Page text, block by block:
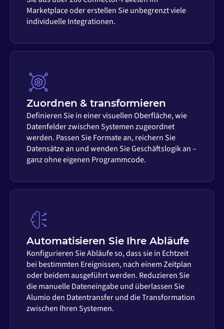
Marketplace oder erstellen Sie unbegrenzt viele
individuelle Integrationen.
Zuordnen & transformieren
Definieren Sie in einer visuellen Oberfläche, wie
Datenfelder zwischen Systemen zugeordnet
werden. Passen Sie Formate an, reichern Sie
Datensätze an und wenden Sie Geschäftslogik an –
ganz ohne eigenen Programmcode.
Automatisieren Sie Ihre Abläufe
Konfigurieren Sie Abläufe so, dass sie in Echtzeit
bei bestimmten Ereignissen, nach einem Zeitplan
oder beidem ausgeführt werden. Reduzieren Sie
die manuelle Dateneingabe und überlassen Sie
Alumio den Datentransfer und die Transformation
zwischen Ihren Systemen.